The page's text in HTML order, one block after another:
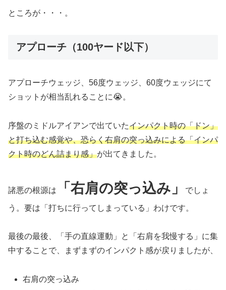
ところが・・・。
アプローチ（100ヤード以下）
アプローチウェッジ、56度ウェッジ、60度ウェッジにて
ショットが相当乱れることに😭。
序盤のミドルアイアンで出ていたインパクト時の「ドン」
と打ち込む感覚や、恐らく右肩の突っ込みによる「インパ
クト時のどん詰まり感」が出てきました。
諸悪の根源は 「右肩の突っ込み」 でしょ
う。要は「打ちに行ってしまっている」わけです。
最後の最後、「手の直線運動」と「右肩を我慢する」に集
中することで、まずまずのインパクト感が戻りましたが、
右肩の突っ込み